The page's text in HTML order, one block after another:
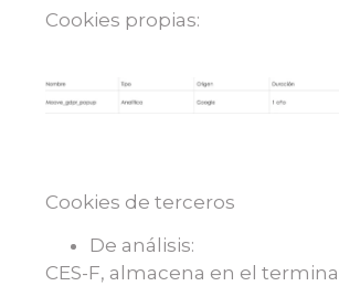
Cookies propias:
Cookies de terceros
De análisis:
CES-F, almacena en el